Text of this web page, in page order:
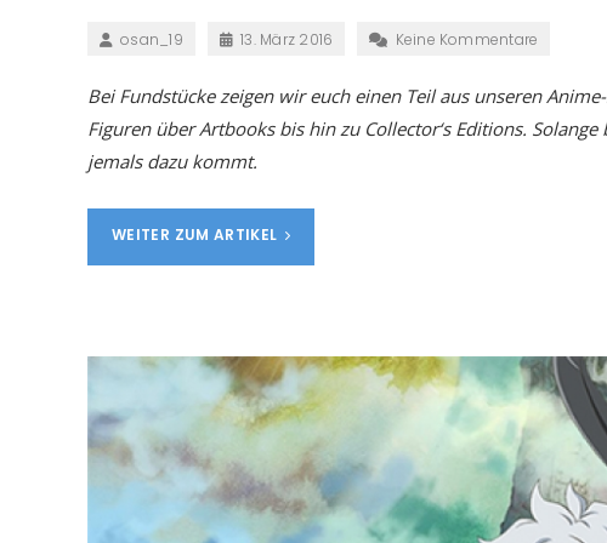
osan_19 13. März 2016 Keine Kommentare
Bei Fundstücke zeigen wir euch einen Teil aus unseren
Figuren über Artbooks bis hin zu Collector‘s Editions.
jemals dazu kommt.
WEITER ZUM ARTIKEL